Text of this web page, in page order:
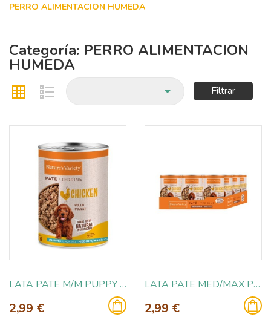
PERRO ALIMENTACION HUMEDA
Categoría: PERRO ALIMENTACION
HUMEDA
 Filtrar
LATA PATE M/M PUPPY POLLO 400 GR
2,99 €
LATA PATE MED/MAX POLLO 400 GR
2,99 €